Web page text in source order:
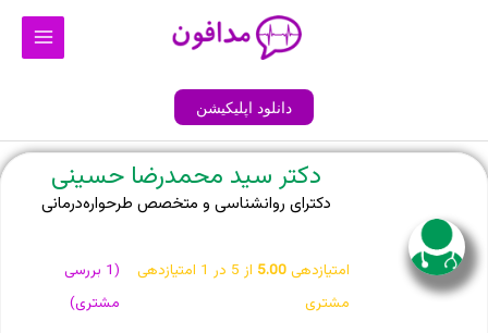
Main
دانلود اپلیکیشن
دکتر سید محمدرضا حسینی
دکترای روانشناسی و متخصص طرحواره‌درمانی
امتیازدهی5.00 از 5 در 1 امتیازدهی
مشتری
(
1 بررسی
مشتری)